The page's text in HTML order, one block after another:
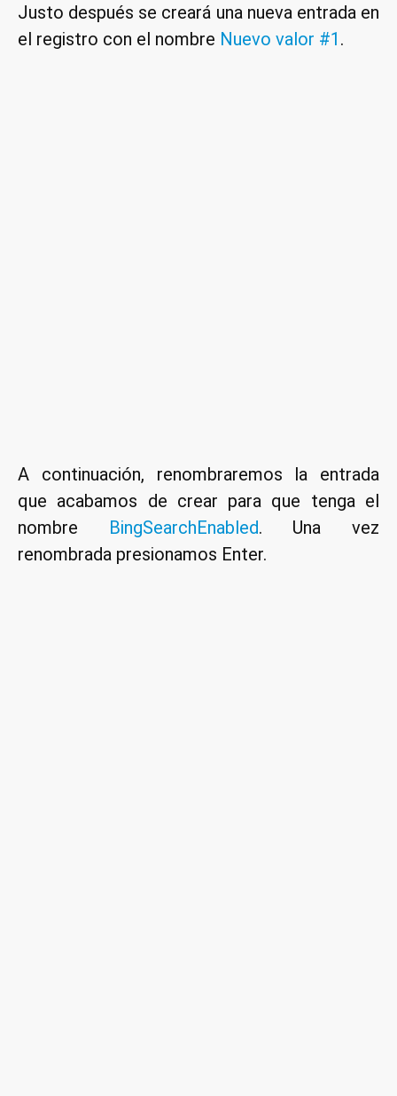
Justo después se creará una nueva entrada en
el registro con el nombre Nuevo valor #1 .
A continuación, renombraremos la entrada
que acabamos de crear para que tenga el
nombre BingSearchEnabled. Una vez
renombrada presionamos Enter.